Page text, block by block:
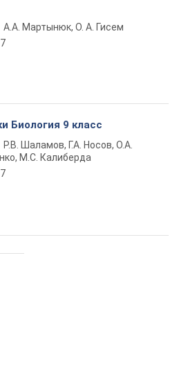
А.А. Мартынюк, О. А. Гисем
Биология 9 класс
Р.В. Шаламов, Г.А. Носов, О.А.
М.С. Калиберда